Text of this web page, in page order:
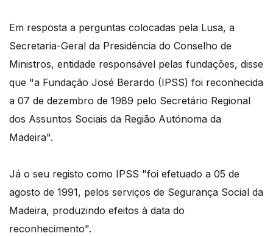
Em resposta a perguntas colocadas pela Lusa, a
Secretaria-Geral da Presidência do Conselho de
Ministros, entidade responsável pelas fundações, disse
que "a Fundação José Berardo (IPSS) foi reconhecida
a 07 de dezembro de 1989 pelo Secretário Regional
dos Assuntos Sociais da Região Autónoma da
Madeira".
Já o seu registo como IPSS "foi efetuado a 05 de
agosto de 1991, pelos serviços de Segurança Social da
Madeira, produzindo efeitos à data do
reconhecimento".